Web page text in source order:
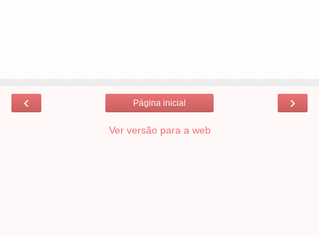
‹ ›
Página inicial
Ver versão para a web